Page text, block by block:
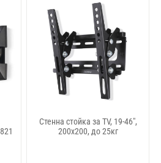
Стенна стойка за TV, 19-46",
200x200, до 25кг